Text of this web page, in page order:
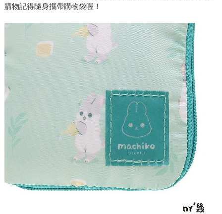
購物記得隨身攜帶購物袋喔！